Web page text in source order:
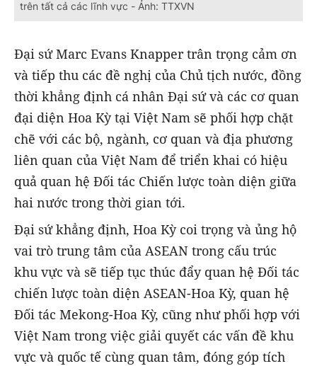
trên tất cả các lĩnh vực - Ảnh: TTXVN
Đại sứ Marc Evans Knapper trân trọng cảm ơn
và tiếp thu các đề nghị của Chủ tịch nước, đồng
thời khẳng định cá nhân Đại sứ và các cơ quan
đại diện Hoa Kỳ tại Việt Nam sẽ phối hợp chặt
chẽ với các bộ, ngành, cơ quan và địa phương
liên quan của Việt Nam để triển khai có hiệu
quả quan hệ Đối tác Chiến lược toàn diện giữa
hai nước trong thời gian tới.
Đại sứ khẳng định, Hoa Kỳ coi trọng và ủng hộ
vai trò trung tâm của ASEAN trong cấu trúc
khu vực và sẽ tiếp tục thúc đẩy quan hệ Đối tác
chiến lược toàn diện ASEAN-Hoa Kỳ, quan hệ
Đối tác Mekong-Hoa Kỳ, cũng như phối hợp với
Việt Nam trong việc giải quyết các vấn đề khu
vực và quốc tế cùng quan tâm, đóng góp tích